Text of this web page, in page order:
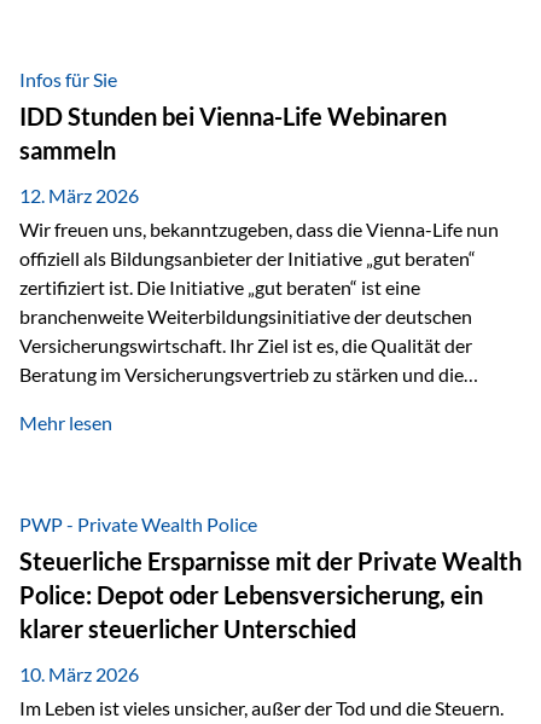
Vermögensschutz strategisch miteinander verbindet.
Warum klassische Nachfolgeplanung oft scheitert Viele
Vermögen werden erst im Todesfall übertragen. Das kann zu
Problemen führen: Hohe Erbschaftsteuern Streitigkeiten
zwischen Erben Liquiditätsprobleme bei Immobilien…
Infos für Sie
IDD Stunden bei Vienna-Life Webinaren
sammeln
12. März 2026
Wir freuen uns, bekanntzugeben, dass die Vienna-Life nun
offiziell als Bildungsanbieter der Initiative „gut beraten“
zertifiziert ist. Die Initiative „gut beraten“ ist eine
branchenweite Weiterbildungsinitiative der deutschen
Versicherungswirtschaft. Ihr Ziel ist es, die Qualität der
Beratung im Versicherungsvertrieb zu stärken und die
Personen transparent zu dokumentieren. Seit der
Stunden pro Jahr für vertrieblich tätige Personen in der
Versicherungsbranche. Über die Weiterbildungsdatenbank
von „gut beraten“ können absolvierte Bildungsmaßnahmen
zentral erfasst und dokumentiert werden. „gut beraten“
zertifiziert Als zertifizierter Bildungsanbieter können unsere
Webinare nun für die…
Mehr lesen
PWP - Private Wealth Police
Steuerliche Ersparnisse mit der Private Wealth
Police: Depot oder Lebensversicherung, ein
klarer steuerlicher Unterschied
10. März 2026
Im Leben ist vieles unsicher, außer der Tod und die Steuern.